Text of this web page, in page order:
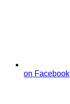
on Facebook